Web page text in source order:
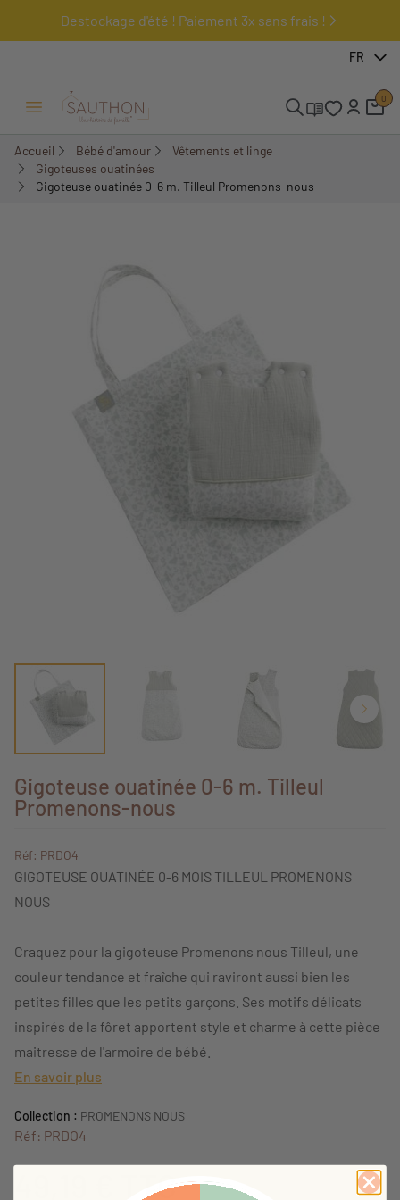
Destockage d'été ! Paiement 3x sans frais !
FR
Ouvrir/Fermer menu
0
Accueil Bébé d'amour
Vêtements et linge
Gigoteuses ouatinées
Gigoteuse ouatinée 0-6 m. Tilleul Promenons-nous
Gigoteuse ouatinée 0-6 m. Tilleul
Promenons-nous
Réf: PRDO4
GIGOTEUSE OUATINÉE 0-6 MOIS TILLEUL PROMENONS
NOUS
Craquez pour la gigoteuse Promenons nous Tilleul, une
couleur tendance et fraîche qui raviront aussi bien les
petites filles que les petits garçons. Ses motifs délicats
inspirés de la fôret apportent style et charme à cette pièce
maitresse de l'armoire de bébé.
En savoir plus
Collection : PROMENONS NOUS
Réf: PRDO4
TTC